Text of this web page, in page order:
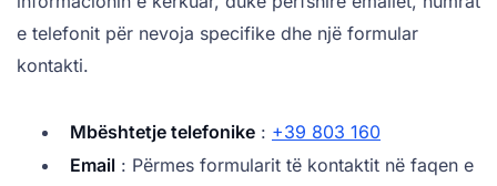
e telefonit për nevoja specifike dhe një formular
kontakti.
Mbështetje telefonike : +39 803 160
Email : Përmes formularit të kontaktit në faqen e